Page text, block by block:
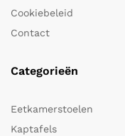
Cookiebeleid
Contact
Categorieën
Eetkamerstoelen
Kaptafels